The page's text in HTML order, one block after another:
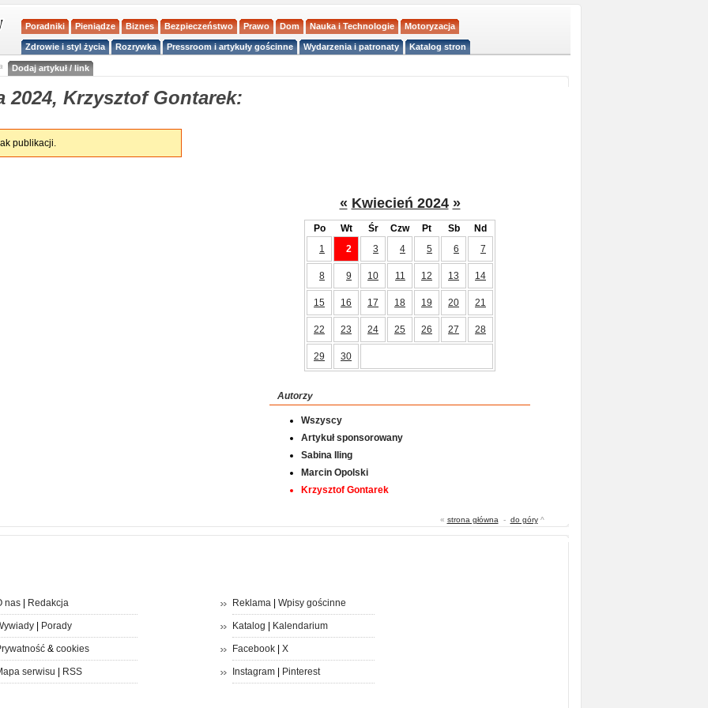
Poradniki Pieniądze Biznes Bezpieczeństwo Prawo Dom Nauka i Technologie Motoryzacja
Zdrowie i styl życia Rozrywka Pressroom i artykuły gościnne Wydarzenia i patronaty Katalog stron
Dodaj artykuł / link
Krzysztof Gontarek:
publikacji.
« Kwiecień 2024 »
Po Wt Śr Czw Pt Sb
Nd
1
2 3 4 5 6 7
8 9 10 11 12 13 14
15 16 17 18 19 20 21
22 23 24 25 26 27 28
29 30
Autorzy
Wszyscy
Artykuł sponsorowany
Sabina Iling
Marcin Opolski
Krzysztof Gontarek
« strona główna - do góry^
nas| Redakcja
| Porady
& cookies
serwisu RSS
Reklama| Wpisy gościnne
Katalog Kalendarium
Facebook| X
Instagram| Pinterest